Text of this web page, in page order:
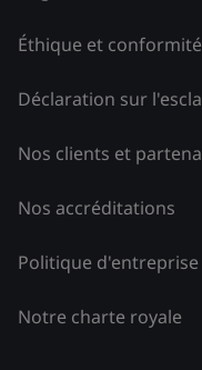
Éthique et conformité
Déclaration sur
Nos clients et
Nos accréditations
Politique
Notre charte royale